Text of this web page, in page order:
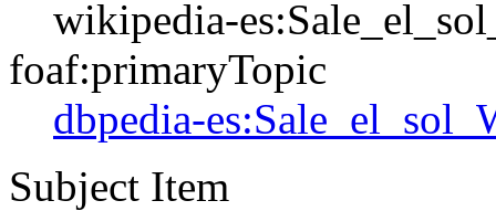
wikipedia-
foaf:primaryTopic
dbpedia-
Subject Item